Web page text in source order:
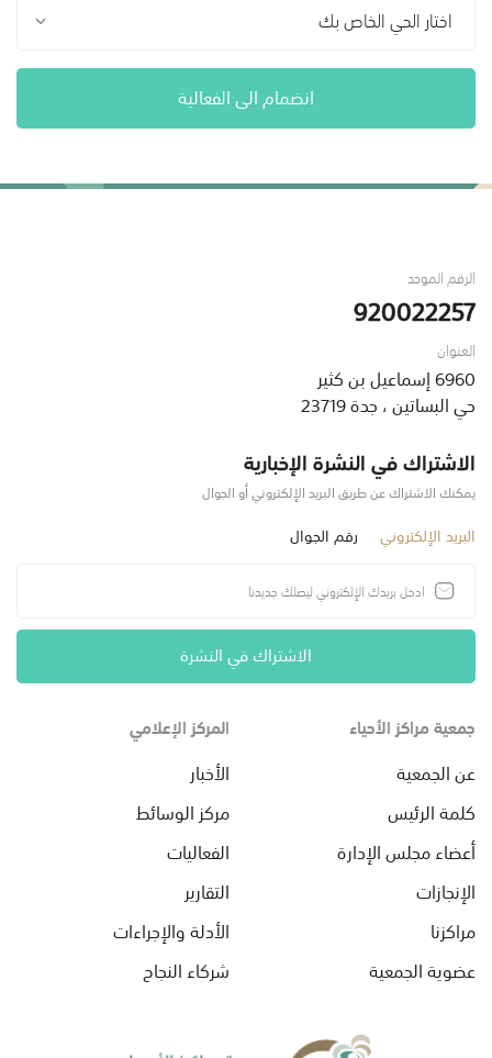
اختار الحي الخاص بك
انضمام الى الفعالية
الرقم الموحد
920022257
العنوان
6960 إسماعيل بن كثير
حي البساتين ، جدة 23719
الاشتراك في النشرة الإخبارية
يمكنك الاشتراك عن طريق البريد الإلكتروني أو الجوال
البريد الإلكتروني رقم الجوال
الاشتراك في النشرة
جمعية مراكز الأحياء
عن الجمعية
كلمة الرئيس
أعضاء مجلس الإدارة
الإنجازات
مراكزنا
عضوية الجمعية
المركز الإعلامي
الأخبار
مركز الوسائط
الفعاليات
التقارير
الأدلة والإجراءات
شركاء النجاح